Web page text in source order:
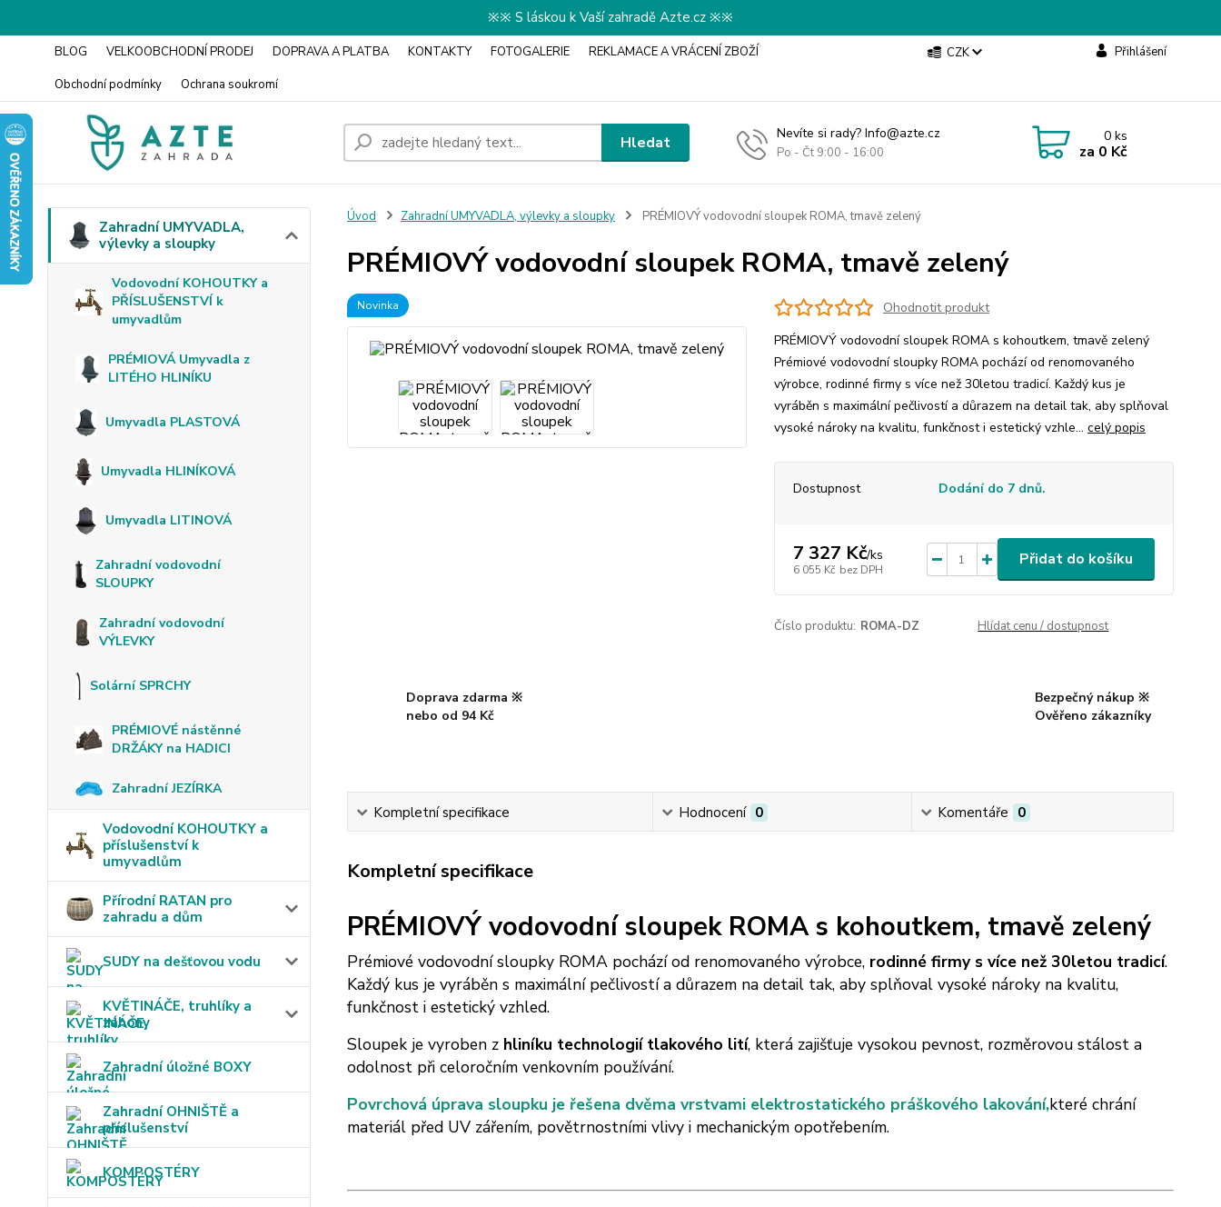
※※ S láskou k Vaší zahradě Azte.cz ※※
BLOG VELKOOBCHODNÍ PRODEJ DOPRAVA A PLATBA KONTAKTY FOTOGALERIE
REKLAMACE A VRÁCENÍ ZBOŽÍ
Obchodní podmínky
Ochrana soukromí
CZK Přihlášení
Hledat Nevíte si rady? Info@azte.cz
Po - Čt 9:00 - 16:00
0ks
za 0 Kč
Zahradní UMYVADLA,
výlevky a sloupky
Vodovodní KOHOUTKY a
PŘÍSLUŠENSTVÍ k
umyvadlům
PRÉMIOVÁ Umyvadla z
LITÉHO HLINÍKU
Umyvadla PLASTOVÁ
Umyvadla HLINÍKOVÁ
Umyvadla LITINOVÁ
Zahradní vodovodní
SLOUPKY
Zahradní vodovodní
VÝLEVKY
Solární SPRCHY
PRÉMIOVÉ nástěnné
DRŽÁKY na HADICI
Zahradní JEZÍRKA
Vodovodní KOHOUTKY a
příslušenství k
umyvadlům
Přírodní RATAN pro
zahradu a dům
SUDY na dešťovou vodu
KVĚTINÁČE, truhlíky a
záhony
Zahradní úložné BOXY
Zahradní OHNIŠTĚ a
příslušenství
KOMPOSTÉRY
Úvod Zahradní UMYVADLA, výlevky a sloupky PRÉMIOVÝ vodovodní sloupek ROMA, tmavě zelený
PRÉMIOVÝ vodovodní sloupek ROMA, tmavě zelený
Novinka
Ohodnotit produkt
PRÉMIOVÝ vodovodní sloupek ROMA s kohoutkem, tmavě zelený
Prémiové vodovodní sloupky ROMA pochází od renomovaného
výrobce, rodinné firmy s více než 30letou tradicí. Každý kus je
vyráběn s maximální pečlivostí a důrazem na detail tak, aby splňoval
vysoké nároky na kvalitu, funkčnost i estetický vzhle... celý popis
Dostupnost Dodání do 7 dnů.
7 327 Kč/ks
6 055 Kč bez DPH
Přidat do košíku
Číslo produktu: ROMA-DZ Hlídat cenu / dostupnost
Doprava zdarma ※
nebo od 94 Kč
Bezpečný nákup ※
Ověřeno zákazníky
Kompletní specifikace Hodnocení 0 Komentáře 0
Kompletní specifikace
PRÉMIOVÝ vodovodní sloupek ROMA s kohoutkem, tmavě zelený
Prémiové vodovodní sloupky ROMA pochází od renomovaného výrobce, rodinné firmy s více než 30letou tradicí.
Každý kus je vyráběn s maximální pečlivostí a důrazem na detail tak, aby splňoval vysoké nároky na kvalitu,
funkčnost i estetický vzhled.
Sloupek je vyroben z hliníku technologií tlakového lití, která zajišťuje vysokou pevnost, rozměrovou stálost a
odolnost při celoročním venkovním používání.
Povrchová úprava sloupku je řešena dvěma vrstvami elektrostatického práškového lakování,které chrání
materiál před UV zářením, povětrnostními vlivy i mechanickým opotřebením.